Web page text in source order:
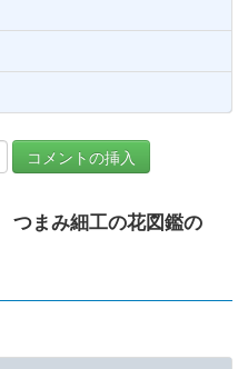
まみ細工の花図鑑の